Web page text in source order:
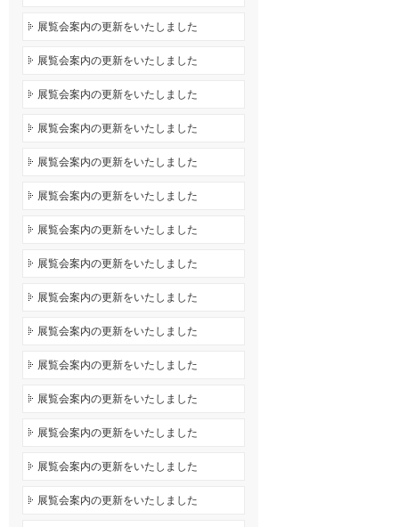
展覧会案内の更新をいたしました
展覧会案内の更新をいたしました
展覧会案内の更新をいたしました
展覧会案内の更新をいたしました
展覧会案内の更新をいたしました
展覧会案内の更新をいたしました
展覧会案内の更新をいたしました
展覧会案内の更新をいたしました
展覧会案内の更新をいたしました
展覧会案内の更新をいたしました
展覧会案内の更新をいたしました
展覧会案内の更新をいたしました
展覧会案内の更新をいたしました
展覧会案内の更新をいたしました
展覧会案内の更新をいたしました